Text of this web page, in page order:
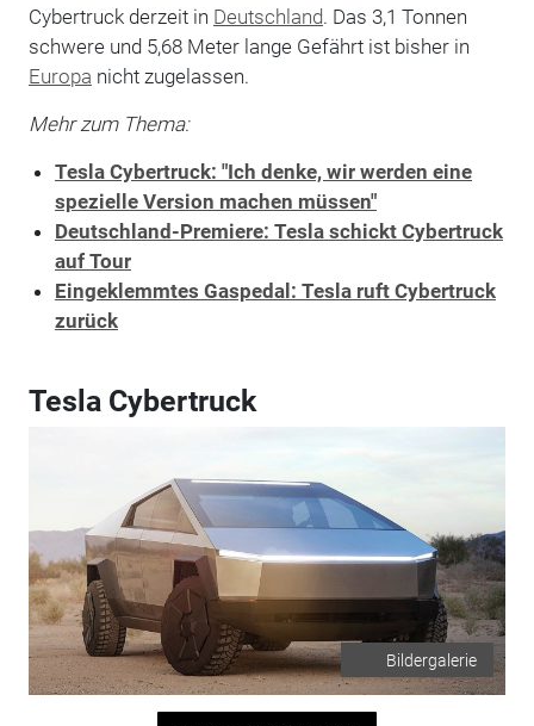
Cybertruck derzeit in Deutschland. Das 3,1 Tonnen
schwere und 5,68 Meter lange Gefährt ist bisher in
Europa nicht zugelassen.
Mehr zum Thema:
Tesla Cybertruck: "Ich denke, wir werden eine
spezielle Version machen müssen"
Deutschland-Premiere: Tesla schickt Cybertruck
auf Tour
Eingeklemmtes Gaspedal: Tesla ruft Cybertruck
zurück
Tesla Cybertruck
Bildergalerie